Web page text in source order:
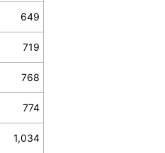
649
719
768
774
1,034